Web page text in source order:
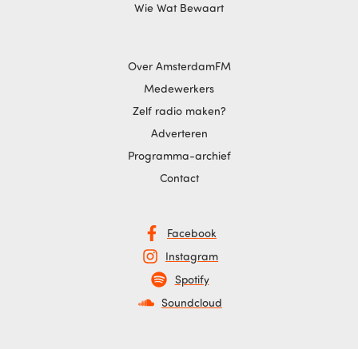
Wie Wat Bewaart
Over AmsterdamFM
Medewerkers
Zelf radio maken?
Adverteren
Programma-archief
Contact
Facebook
Instagram
Spotify
Soundcloud